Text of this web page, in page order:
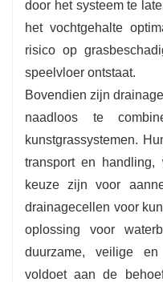
door het systeem te
het vochtgehalte
risico op
speelvloer ontstaat.
Bovendien zijn
naadloos te
kunstgrassystemen.
transport en handling,
keuze zijn voor
drainagecellen voor
oplossing voor
duurzame, veilige
voldoet aan de